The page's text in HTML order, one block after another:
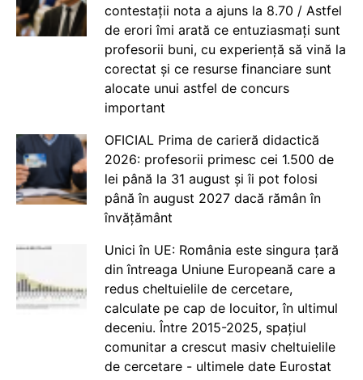
contestații nota a ajuns la 8.70 / Astfel
de erori îmi arată ce entuziasmați sunt
profesorii buni, cu experiență să vină la
corectat și ce resurse financiare sunt
alocate unui astfel de concurs
important
OFICIAL Prima de carieră didactică
2026: profesorii primesc cei 1.500 de
lei până la 31 august și îi pot folosi
până în august 2027 dacă rămân în
învățământ
Unici în UE: România este singura țară
din întreaga Uniune Europeană care a
redus cheltuielile de cercetare,
calculate pe cap de locuitor, în ultimul
deceniu. Între 2015-2025, spațiul
comunitar a crescut masiv cheltuielile
de cercetare - ultimele date Eurostat